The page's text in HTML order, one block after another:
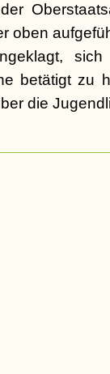
oben
betätigt zu
die